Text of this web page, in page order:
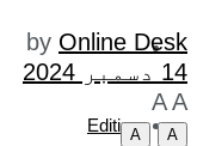
آج کا اخبار
Edition
by Online Desk
14 دسمبر 2024
A A
A
A